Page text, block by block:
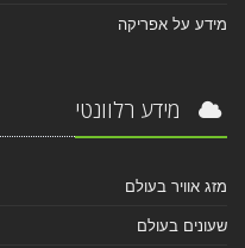
מידע על אפריקה
מידע רלוונטי
מזג אוויר בעולם
שעונים בעולם